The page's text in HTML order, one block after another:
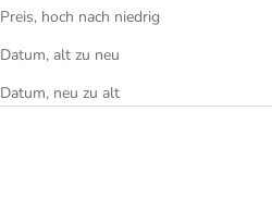
Preis, hoch nach niedrig
Datum, alt zu neu
Datum, neu zu alt